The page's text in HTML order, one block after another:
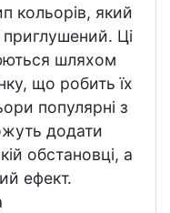
кольорів, який
приглушений. Ці
шляхом
що робить їх
популярні з
додати
обстановці, а
ефект.